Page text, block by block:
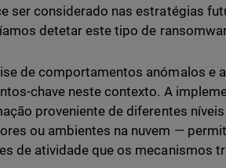
ser considerado nas estratégias
detetar este tipo de
de comportamentos anómalos e
chave neste contexto. A
proveniente de diferentes
ou ambientes na nuvem —
de atividade que os mecanismos